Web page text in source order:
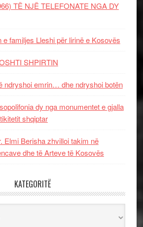
TË NJË TELEFONATE NGA DY
familjes Lleshi për lirinë e Kosovës
SHPIRTIN
ndryshoi emrin… dhe ndryshoi botën
dy nga monumentet e gjalla
shqiptar
Elmi Berisha zhvilloi takim në
dhe të Arteve të Kosovës
KATEGORITË